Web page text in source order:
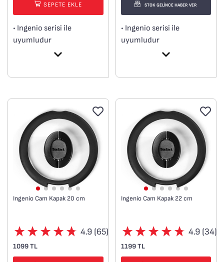
SEPETE EKLE
• Ingenio serisi ile
uyumludur
STOK GELİNCE HABER VER
• Ingenio serisi ile
uyumludur
Ingenio Cam Kapak 20 cm
4.9 (65)
1099 TL
Ingenio Cam Kapak 22 cm
4.9 (34)
1199 TL